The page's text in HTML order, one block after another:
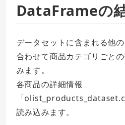
DataFrameの
データセットに含まれる他
合わせて商品カテゴリごと
みます。
各商品の詳細情報
「
読み込みます。